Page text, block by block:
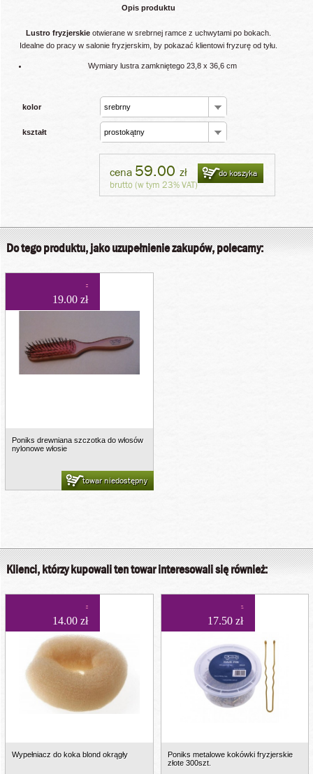
Opis produktu
Lustro fryzjerskie otwierane w srebrnej ramce z uchwytami po bokach.
Idealne do pracy w salonie fryzjerskim, by pokazać klientowi fryzurę od tyłu.
Wymiary lustra zamkniętego 23,8 x 36,6 cm
kolor srebrny
kształt prostokątny
cena 59.00 zł
brutto (w tym 23% VAT)
do koszyka
Do tego produktu, jako uzupełnienie zakupów, polecamy:
19.00 zł
Poniks drewniana szczotka do włosów
nylonowe włosie
towar niedostępny
Klienci, którzy kupowali ten towar interesowali się również:
14.00 zł
Wypełniacz do koka blond okrągły
17.50 zł
Poniks metalowe kokówki fryzjerskie
złote 300szt.